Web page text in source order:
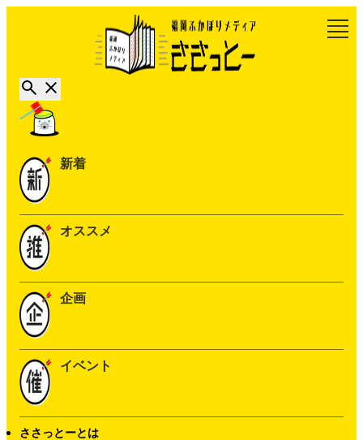
新着
オススメ
企画
イベント
ささっとーとは